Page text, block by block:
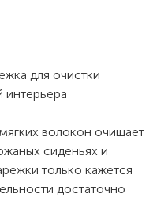
для очистки
интерьера
волокон очищает
сиденьях и
только кажется
достаточно